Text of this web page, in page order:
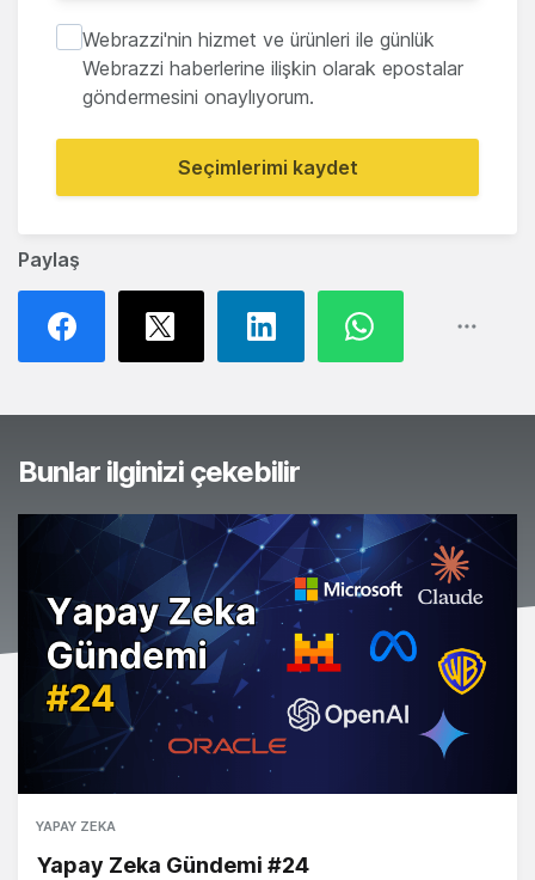
Paylaş
Webrazzi'nin hizmet ve ürünleri ile günlük
Webrazzi haberlerine ilişkin olarak epostalar
göndermesini onaylıyorum.
Seçimlerimi kaydet
Bunlar ilginizi çekebilir
YAPAY ZEKA
Yapay Zeka Gündemi #24